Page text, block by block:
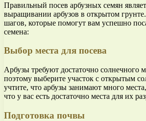
Правильный посев арбузных семян
выращивании арбузов в открытом
шагов, которые помогут вам успешно
семена:
Выбор места для посева
Арбузы требуют достаточно солнечного
поэтому выберите участок с открытым
учтите, что арбузы занимают много
что у вас есть достаточно места для их
Подготовка почвы